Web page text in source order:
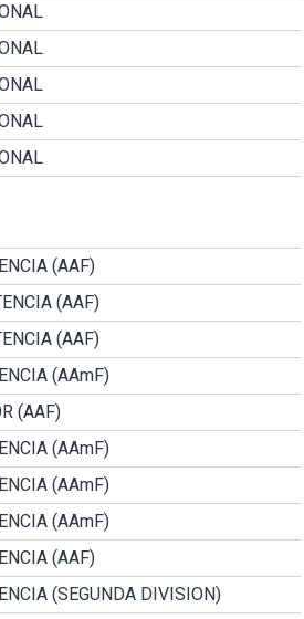
(AAF)
(AAF)
(AAF)
(AAmF)
(AAF)
(AAmF)
(AAmF)
(AAmF)
(AAF)
(SEGUNDA DIVISION)